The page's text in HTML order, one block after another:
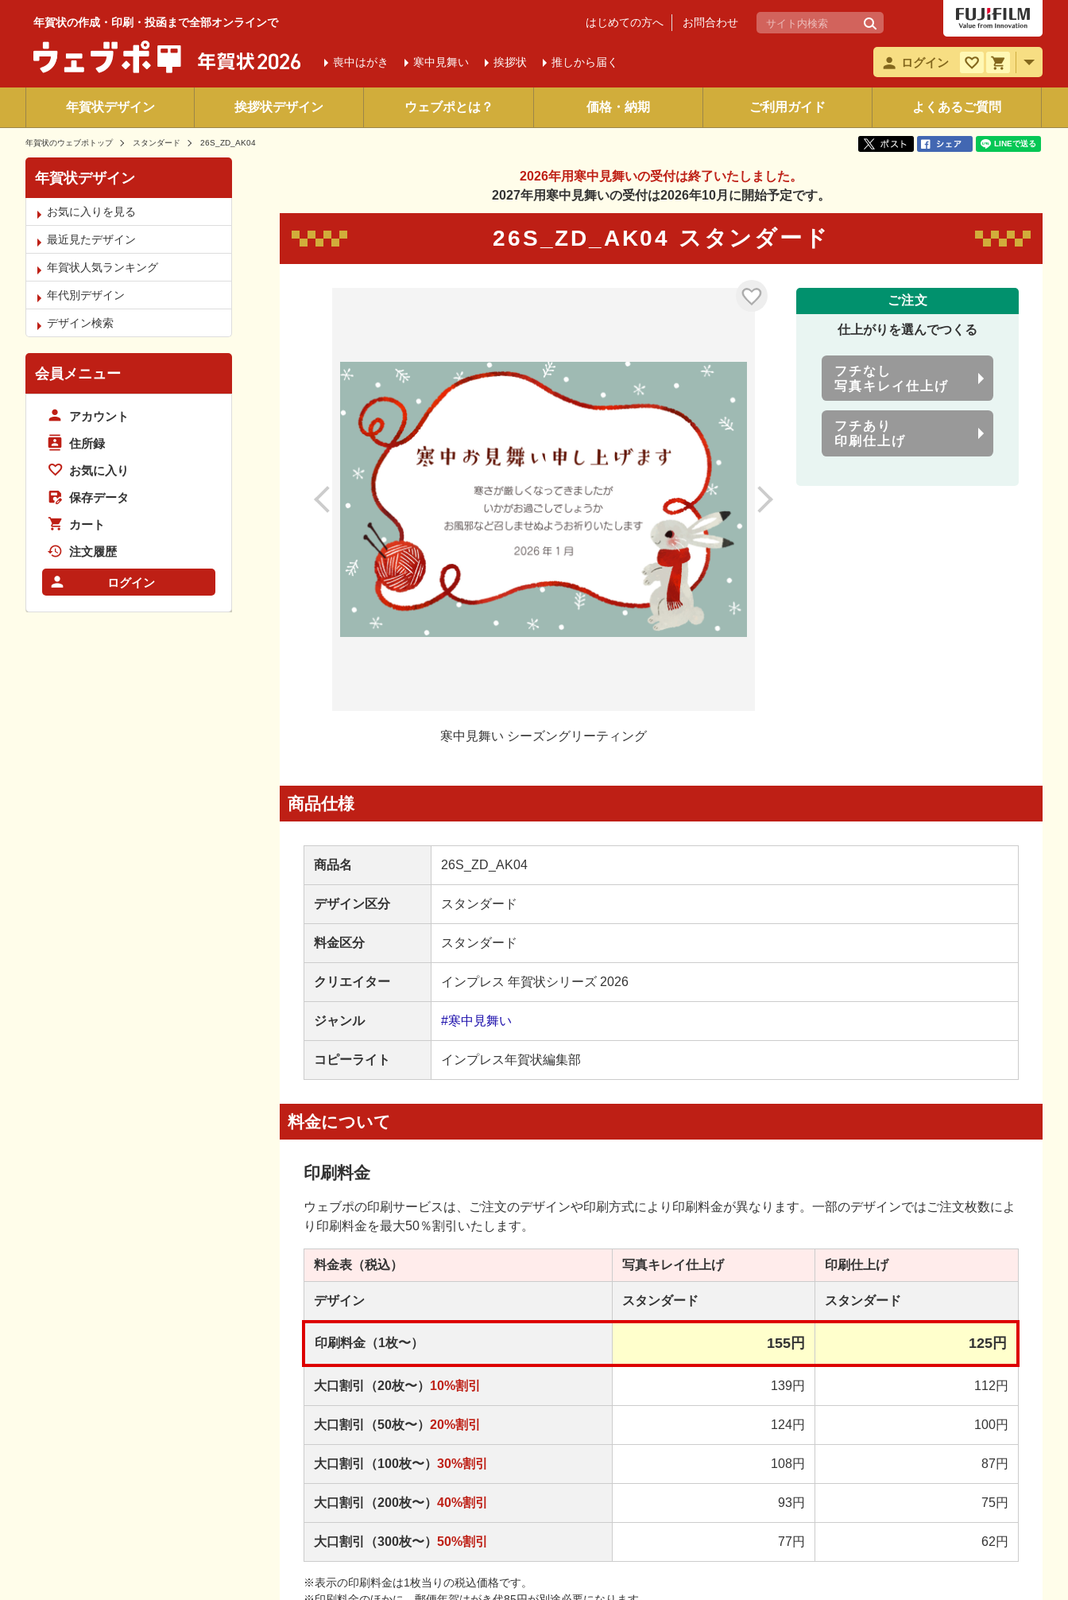
年賀状の作成・印刷・投函まで全部オンラインで
喪中はがき 寒中 見舞い 挨拶状 推しから届く
はじめての方へ お問合わせ
ログイン
年賀状デザイン 挨拶状デザイン ウェブポとは？ 価格・納期 ご利用ガイド よくあるご質問
年賀状のウェブポトップ スタンダード 26S_ZD_AK04
2026年用寒中見舞いの受付は終了いたしました。
2027年用寒中見舞いの受付は2026年10月に開始予定です。
26S_ZD_AK04 スタンダード
寒中見舞い シーズングリーティング
ご注文
仕上がりを選んでつくる
フチなし
写真キレイ仕上げ
フチあり
印刷仕上げ
商品仕様
商品名 26S_ZD_AK04
デザイン区分 スタンダード
料金区分 スタンダード
クリエイター インプレス 年賀状シリーズ 2026
ジャンル #寒中見舞い
コピーライト インプレス年賀状編集部
料金について
印刷料金
ウェブポの印刷サービスは、ご注文のデザインや印刷方式により印刷料金が異なります。一部のデザインではご注文枚数によ
り印刷料金を最大50％割引いたします。
料金表 （税込） 写真キレイ仕上げ 印刷仕上げ
デザイン スタンダード スタンダード
印刷料金（1枚〜） 155円 125円
大口割引（20枚〜） 10%割引 139円 112円
大口割引（50枚〜） 20%割引 124円 100円
大口割引（100枚〜） 30%割引 108円 87円
大口割引（200枚〜） 40%割引 93円 75円
大口割引（300枚〜） 50%割引 77円 62円
※表示の印刷料金は1枚当りの税込価格です。
年賀状デザイン
お気に入りを見る
最近見たデザイン
年賀状人気ランキング
年代別デザイン
デザイン検索
会員メニュー
アカウント
住所録
お気に入り
保存データ
カート
注文履歴
ログイン